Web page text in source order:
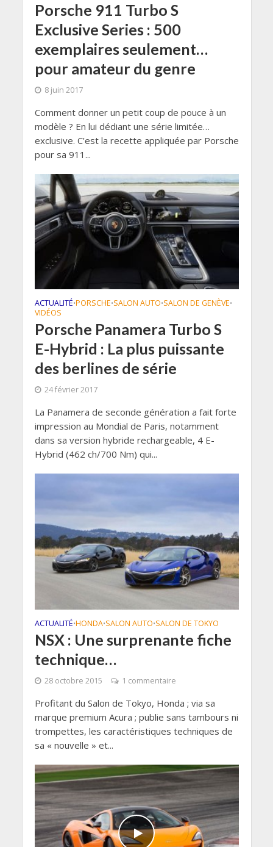
Porsche 911 Turbo S
Exclusive Series : 500
exemplaires seulement…
pour amateur du genre
8 juin 2017
Comment donner un petit coup de pouce à un
modèle ? En lui dédiant une série limitée…
exclusive. C’est la recette appliquée par Porsche
pour sa 911...
ACTUALITÉ•PORSCHE•SALON AUTO•SALON DE GENÈVE•
VIDÉOS
Porsche Panamera Turbo S
E-Hybrid : La plus puissante
des berlines de série
24 février 2017
La Panamera de seconde génération a fait forte
impression au Mondial de Paris, notamment
dans sa version hybride rechargeable, 4 E-
Hybrid (462 ch/700 Nm) qui...
ACTUALITÉ•HONDA•SALON AUTO•SALON DE TOKYO
NSX : Une surprenante fiche
technique…
28 octobre 2015 1 commentaire
Profitant du Salon de Tokyo, Honda ; via sa
marque premium Acura ; publie sans tambours ni
trompettes, les caractéristiques techniques de
sa « nouvelle » et...